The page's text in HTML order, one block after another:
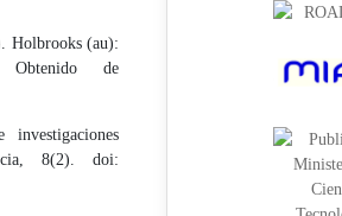
Holbrooks (au):
Obtenido de
8(2). doi: